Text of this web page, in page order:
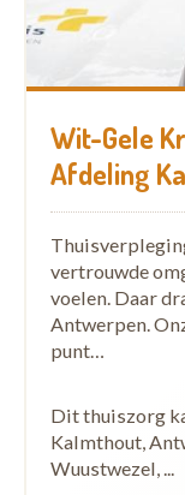
Wit-Gele
Afdeling
vertrouwde
voelen. Daar
Antwerpen.
punt…
Dit thuiszorg
Kalmthout,
Wuustwezel, ...